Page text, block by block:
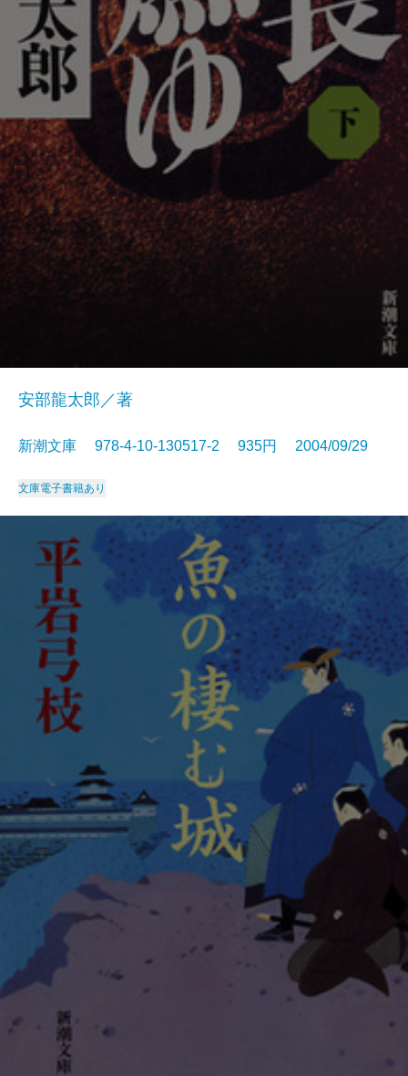
安部龍太郎／著
新潮文庫 978-4-10-130517-2 935円 2004/09/29
文庫電子書籍あり